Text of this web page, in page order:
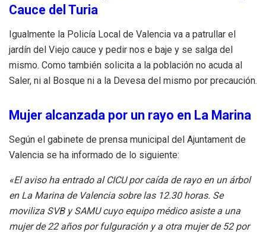
Cauce del Turia
Igualmente la Policía Local de Valencia va a patrullar el
jardín del Viejo cauce y pedir nos e baje y se salga del
mismo. Como también solicita a la población no acuda al
Saler, ni al Bosque ni a la Devesa del mismo por precaución.
Mujer alcanzada por un rayo en La Marina
Según el gabinete de prensa municipal del Ajuntament de
Valencia se ha informado de lo siguiente:
«El aviso ha entrado al CICU por caída de rayo en un árbol
en La Marina de Valencia sobre las 12.30 horas. Se
moviliza SVB y SAMU cuyo equipo médico asiste a una
mujer de 22 años por fulguración y a otra mujer de 52 por